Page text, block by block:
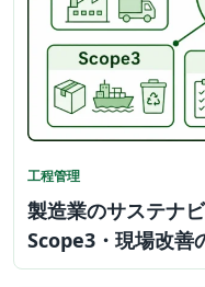
工程管理
製造業のサステナ
Scope3・現場改善